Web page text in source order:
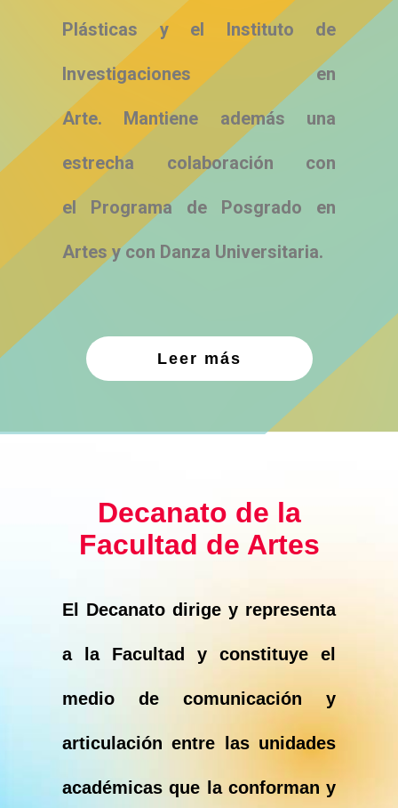
Plásticas y el Instituto de
Investigaciones en
Arte. Mantiene además una
estrecha colaboración con
el Programa de Posgrado en
Artes y con Danza Universitaria.
Leer más
Decanato de la
Facultad de Artes
El Decanato dirige y representa
a la Facultad y constituye el
medio de comunicación y
articulación entre las unidades
académicas que la conforman y